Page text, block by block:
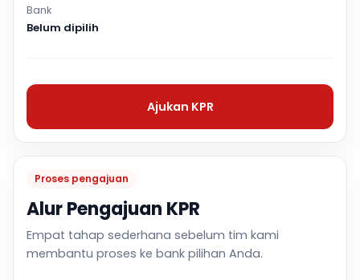
Proses pengajuan
Alur Pengajuan KPR
Empat tahap sederhana sebelum tim kami
membantu proses ke bank pilihan Anda.
Bank
Belum dipilih
Ajukan KPR